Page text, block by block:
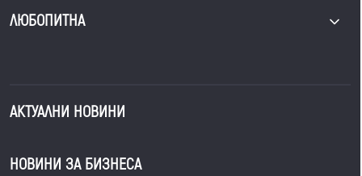
ЛЮБОПИТНА
АКТУАЛНИ НОВИНИ
НОВИНИ ЗА БИЗНЕСА